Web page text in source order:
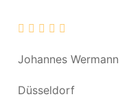
Johannes Wermann
Düsseldorf